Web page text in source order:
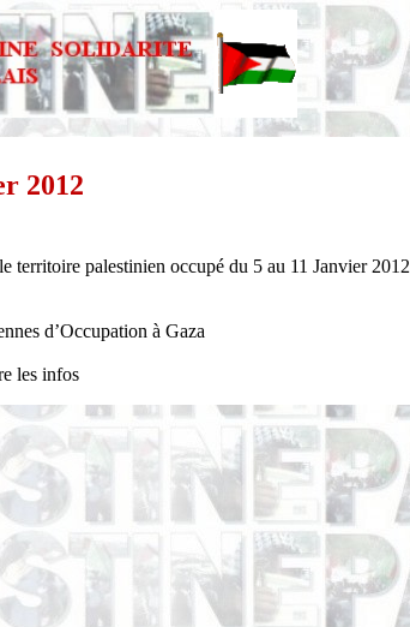
2012
territoire palestinien occupé du 5 au 11 Janvier 2012
d’Occupation à Gaza
les infos